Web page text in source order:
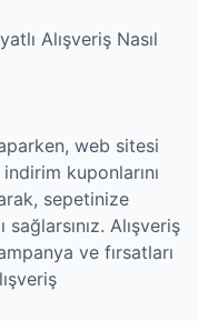
Alışveriş Nasıl
web sitesi
kuponlarını
sepetinize
Alışveriş
ve fırsatları